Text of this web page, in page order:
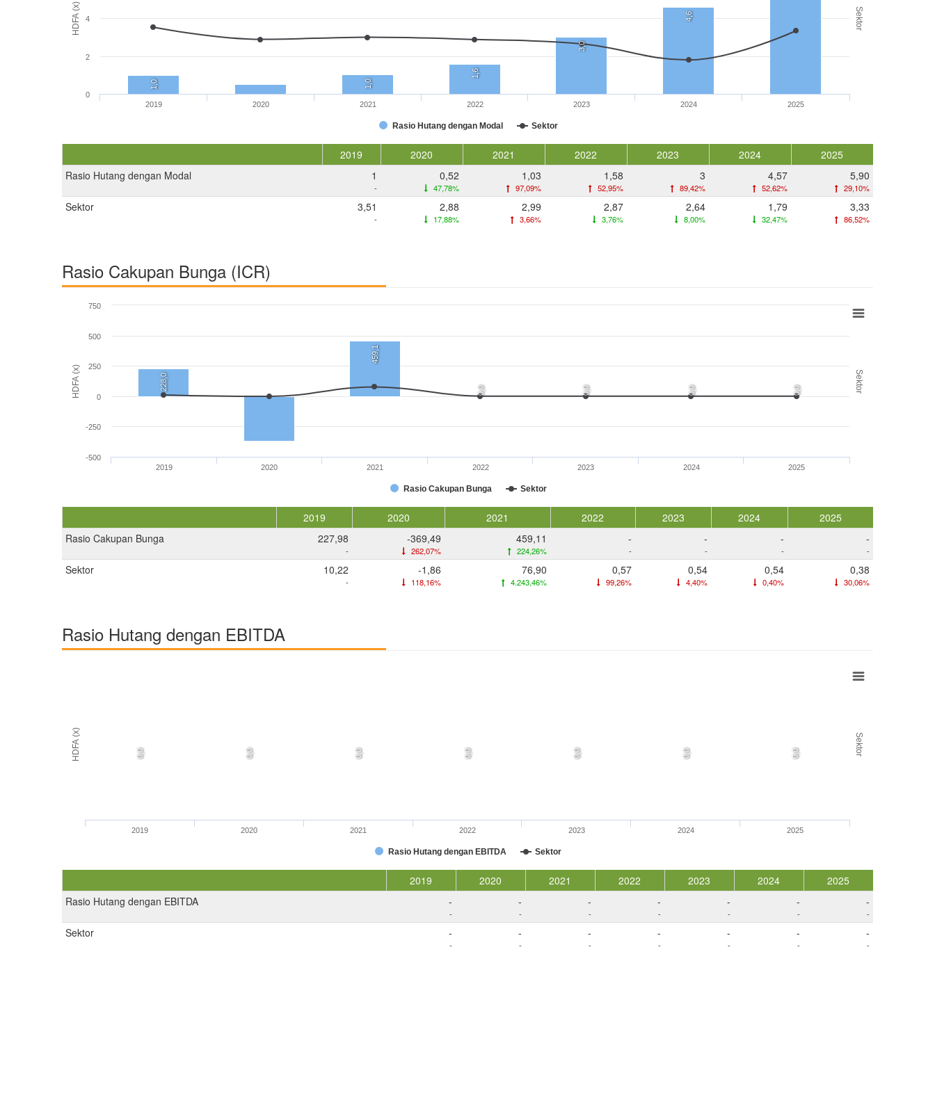
HDFA (x) Sektor
1,0 1,0
1,6
3,0
4,6
Rasio Hutang dengan Modal Sektor
2019 2020 2021 2022 2023 2024 2025
0
2
4
2019 2020 2021 2022 2023 2024
2025
Rasio Hutang dengan Modal
1
-
0,52
47,78%
1,03
97,09%
1,58
52,95%
3
89,42%
4,57
52,62%
5,90
29,10%
Sektor 3,51
-
2,88
17,88%
2,99
3,66%
2,87
3,76%
2,64
8,00%
1,79
32,47%
3,33
86,52%
Rasio Cakupan Bunga (ICR)
HDFA (x) Sektor
228,0
459,1
0,0 0,0 0,0 0,0
Rasio Cakupan Bunga Sektor
2019 2020 2021 2022 2023 2024 2025
-500
-250
0
250
500
750
2019 2020 2021 2022 2023 2024
2025
Rasio Cakupan Bunga
227,98
-
-369,49
262,07%
459,11
224,26%
-
-
-
-
-
-
-
-
Sektor 10,22
-
-1,86
118,16%
76,90
4.243,46%
0,57
99,26%
0,54
4,40%
0,54
0,40%
0,38
30,06%
Rasio Hutang dengan EBITDA
HDFA (x) Sektor
0,0 0,0 0,0 0,0 0,0 0,0 0,0
Rasio Hutang dengan EBITDA Sektor
2019 2020 2021 2022 2023 2024 2025
2019 2020 2021 2022 2023 2024
2025
Rasio Hutang dengan EBITDA
-
-
-
-
-
-
-
-
-
-
-
-
-
-
Sektor -
-
-
-
-
-
-
-
-
-
-
-
-
-